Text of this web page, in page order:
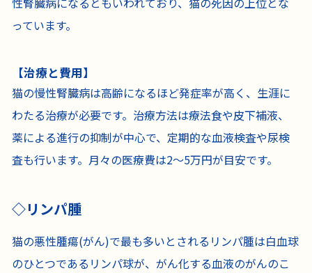
っています。
【治療と費用】
猫の慢性腎臓病は高齢になるほど発症率が高く、生涯に
わたる治療が必要です。治療方法は療法食や皮下補液、
薬による進行の抑制が中心で、定期的な血液検査や尿検
査も行います。月々の医療費は2〜5万円が目安です。
リンパ腫
猫の悪性腫瘍(がん)で最も多いとされるリンパ腫は白血球
のひとつであるリンパ球が、がん化する血液のがんのこ